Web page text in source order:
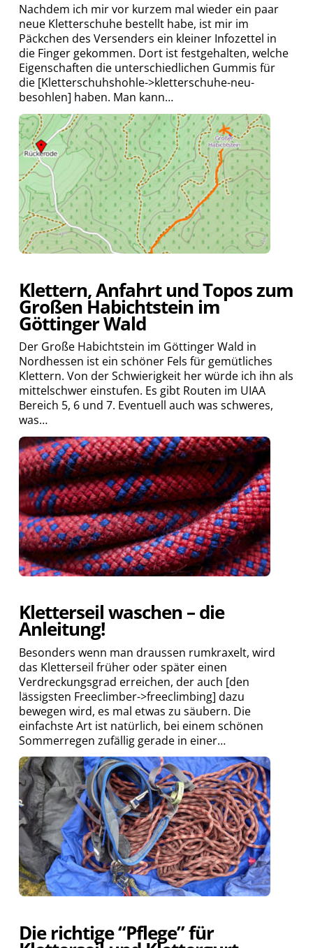
Nachdem ich mir vor kurzem mal wieder ein paar
neue Kletterschuhe bestellt habe, ist mir im
Päckchen des Versenders ein kleiner Infozettel in
die Finger gekommen. Dort ist festgehalten, welche
Eigenschaften die unterschiedlichen Gummis für
die [Kletterschuhshohle->kletterschuhe-neu-
besohlen] haben. Man kann…
Klettern, Anfahrt und Topos zum
Großen Habichtstein im
Göttinger Wald
Der Große Habichtstein im Göttinger Wald in
Nordhessen ist ein schöner Fels für gemütliches
Klettern. Von der Schwierigkeit her würde ich ihn als
mittelschwer einstufen. Es gibt Routen im UIAA
Bereich 5, 6 und 7. Eventuell auch was schweres,
was…
Kletterseil waschen – die
Anleitung!
Besonders wenn man draussen rumkraxelt, wird
das Kletterseil früher oder später einen
Verdreckungsgrad erreichen, der auch [den
lässigsten Freeclimber->freeclimbing] dazu
bewegen wird, es mal etwas zu säubern. Die
einfachste Art ist natürlich, bei einem schönen
Sommerregen zufällig gerade in einer…
Die richtige “Pflege” für